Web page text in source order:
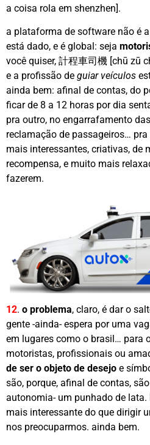
a coisa rola em shenzhen].
a plataforma de software não é
está dado, e é global: seja
você quiser, 計程車司機 [chū zū
e a profissão de guiar veículos
ainda bem: afinal de contas, do
ficar de 8 a 12 horas por dia
pra outro, no engarrafamento
reclamação de passageiros…
mais interessantes, criativas, de
recompensa, e muito mais
fazerem.
12. o problema, claro, é dar o
gente -ainda- espera por uma
em lugares como o brasil… para
motoristas, profissionais ou
de ser o objeto de desejo e
são, porque, afinal de contas,
autonomia- um punhado de
mais interessante do que dirigir
nos preocuparmos. ainda bem.